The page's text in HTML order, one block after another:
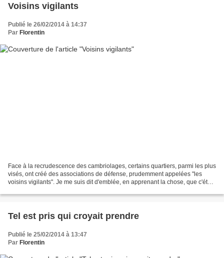
Voisins vigilants
Publié le 26/02/2014 à 14:37
Par Florentin
Face à la recrudescence des cambriolages, certains quartiers, parmi les plus
visés, ont créé des associations de défense, prudemment appelées "les
voisins vigilants". Je me suis dit d'emblée, en apprenant la chose, que c'était
Tel est pris qui croyait prendre
Publié le 25/02/2014 à 13:47
Par Florentin